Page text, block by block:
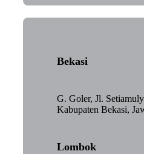
Bekasi
G. Goler, Jl.
Kabupaten Bekasi,
Lombok